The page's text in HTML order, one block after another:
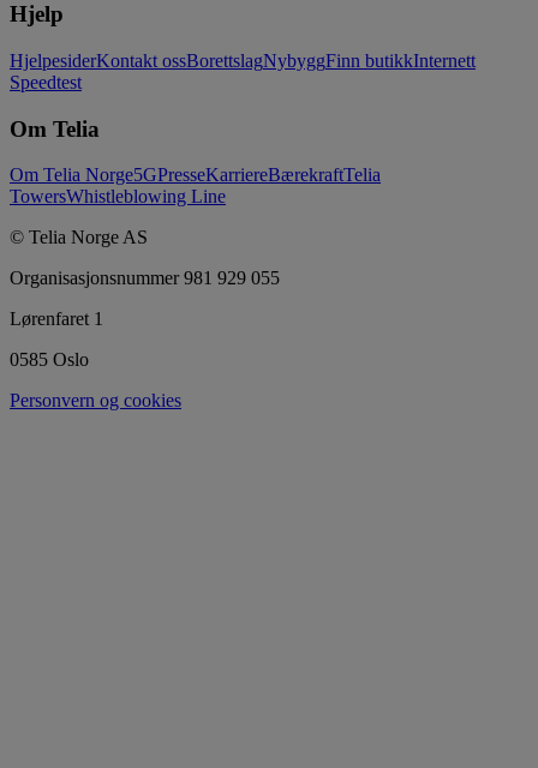
Hjelp
HjelpesiderKontakt ossBorettslagNybyggFinn butikkInternett
Speedtest
Om Telia
Om Telia Norge5GPresseKarriereBærekraftTelia
TowersWhistleblowing Line
© Telia Norge AS
Organisasjonsnummer 981 929 055
Lørenfaret 1
0585 Oslo
Personvern og cookies